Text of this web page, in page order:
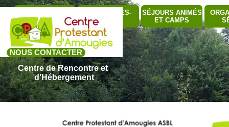
Aller au contenu
Sauter le
BÂTIMENTS
QUI SOMMES-
NOUS ?
▼
SÉJOURS ANIMÉS
ET CAMPS
NOUS CONTACTER
Centre de Rencontre et
d'Hébergement